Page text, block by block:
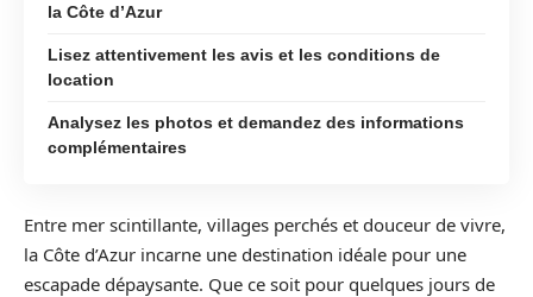
la Côte d’Azur
Lisez attentivement les avis et les conditions de
location
Analysez les photos et demandez des informations
complémentaires
Entre mer scintillante, villages perchés et douceur de vivre,
la Côte d’Azur incarne une destination idéale pour une
escapade dépaysante. Que ce soit pour quelques jours de